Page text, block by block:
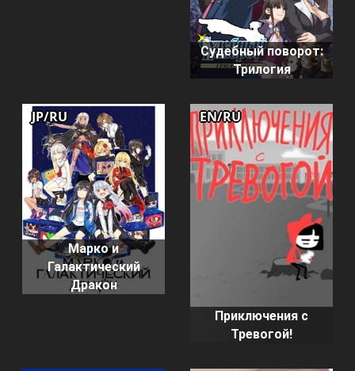
Судебный поворот:
Трилогия
Марко и
Галактический
Дракон
JP/RU
Приключения с
Тревогой!
EN/RU